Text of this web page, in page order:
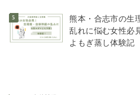
熊本・合志市の生
乱れに悩む女性必
よもぎ蒸し体験記